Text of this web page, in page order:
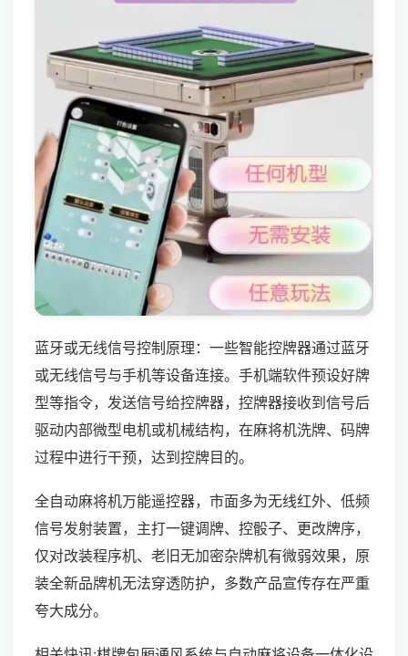
蓝牙或无线信号控制原理：一些智能控牌器通过蓝牙
或无线信号与手机等设备连接。手机端软件预设好牌
型等指令，发送信号给控牌器，控牌器接收到信号后
驱动内部微型电机或机械结构，在麻将机洗牌、码牌
过程中进行干预，达到控牌目的。
全自动麻将机万能遥控器，市面多为无线红外、低频
信号发射装置，主打一键调牌、控骰子、更改牌序，
仅对改装程序机、老旧无加密杂牌机有微弱效果，原
装全新品牌机无法穿透防护，多数产品宣传存在严重
夸大成分。